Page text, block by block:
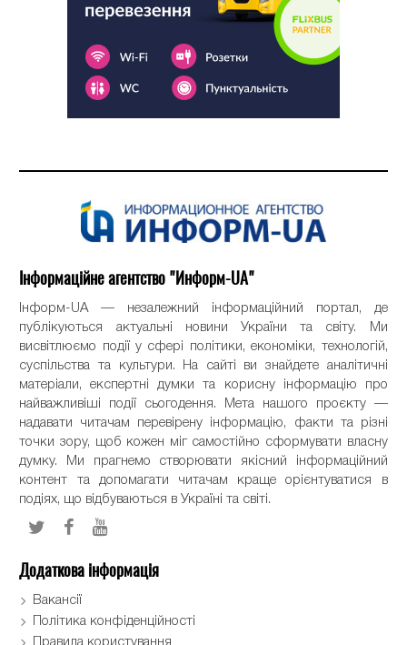
Інформаційне агентство "Информ-UA"
Інформ-UA — незалежний інформаційний портал, де
публікуються актуальні новини України та світу. Ми
висвітлюємо події у сфері політики, економіки, технологій,
суспільства та культури. На сайті ви знайдете аналітичні
матеріали, експертні думки та корисну інформацію про
найважливіші події сьогодення. Мета нашого проєкту —
надавати читачам перевірену інформацію, факти та різні
точки зору, щоб кожен міг самостійно сформувати власну
думку. Ми прагнемо створювати якісний інформаційний
контент та допомагати читачам краще орієнтуватися в
подіях, що відбуваються в Україні та світі.
Додаткова інформація
Вакансії
Політика конфіденційності